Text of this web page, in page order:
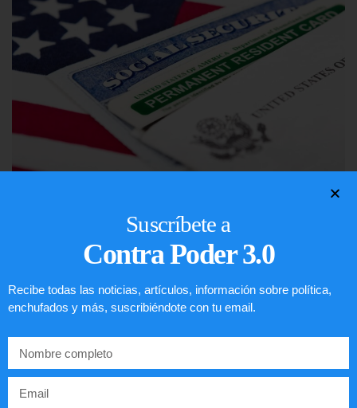
LEER ARTÍCULO...
Suscríbete a
Contra Poder 3.0
Recibe todas las noticias, artículos, información sobre política,
enchufados y más, suscribiéndote con tu email.